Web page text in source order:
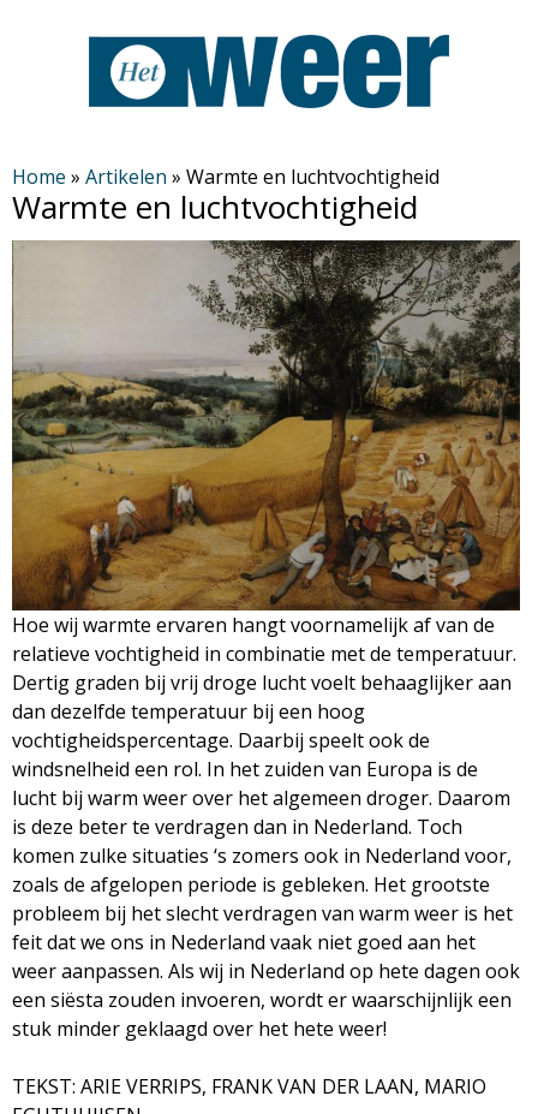
en
naar
algemene
inhoud
H
e
t
W
e
e
r
M
a
g
a
z
i
n
e
Home » Artikelen » Warmte en luchtvochtigheid
Warmte en luchtvochtigheid
Hoe wij warmte ervaren hangt voornamelijk af van de
relatieve vochtigheid in combinatie met de temperatuur.
Dertig graden bij vrij droge lucht voelt behaaglijker aan
dan dezelfde temperatuur bij een hoog
vochtigheidspercentage. Daarbij speelt ook de
windsnelheid een rol. In het zuiden van Europa is de
lucht bij warm weer over het algemeen droger. Daarom
is deze beter te verdragen dan in Nederland. Toch
komen zulke situaties ‘s zomers ook in Nederland voor,
zoals de afgelopen periode is gebleken. Het grootste
probleem bij het slecht verdragen van warm weer is het
feit dat we ons in Nederland vaak niet goed aan het
weer aanpassen. Als wij in Nederland op hete dagen ook
een siësta zouden invoeren, wordt er waarschijnlijk een
stuk minder geklaagd over het hete weer!
TEKST: ARIE VERRIPS, FRANK VAN DER LAAN, MARIO